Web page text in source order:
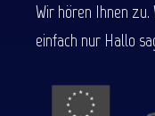
Wir hören Ihnen zu.
einfach nur Hallo